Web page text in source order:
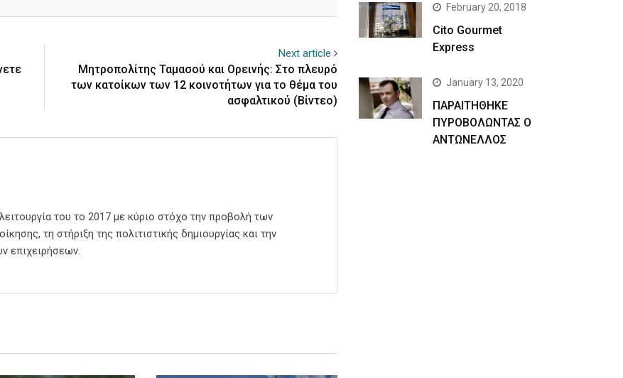
Next article
Μητροπολίτης Ταμασού και Ορεινής: Στο πλευρό
των κατοίκων των 12 κοινοτήτων για το θέμα του
ασφαλτικού (Βίντεο)
του το 2017 με κύριο στόχο την προβολή των
τη στήριξη της πολιτιστικής δημιουργίας και την
επιχειρήσεων.
February 20, 2018
Cito Gourmet
Express
January 13, 2020
ΠΑΡΑΙΤΗΘΗΚΕ
ΠΥΡΟΒΟΛΩΝΤΑΣ Ο
ΑΝΤΩΝΕΛΛΟΣ